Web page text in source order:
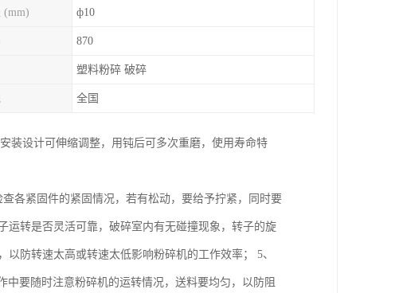
(mm) ф10
870
塑料粉碎 破碎
全国
装设计可伸缩调整，用钝后可多次重磨，使用寿命特
各紧固件的紧固情况，若有松动，要给予拧紧，同时要
运转是否灵活可靠，破碎室内有无碰撞现象，转子的旋
防转速太高或转速太低影响粉碎机的工作效率； 5、
中要随时注意粉碎机的运转情况，送料要均匀，以防阻